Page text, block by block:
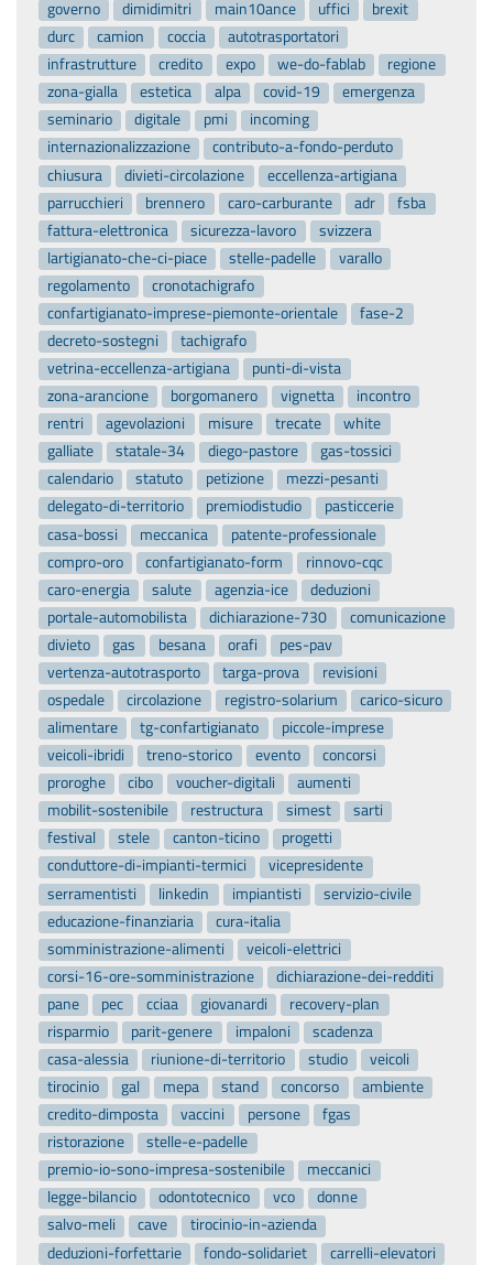
governo dimidimitri main10ance uffici
brexit
durc
camion coccia
autotrasportatori
infrastrutture
credito expo we-do-fablab
regione
zona-gialla
estetica alpa covid-19
emergenza
seminario
digitale pmi
incoming
internazionalizzazione
contributo-a-fondo-perduto
chiusura
divieti-circolazione
eccellenza-artigiana
parrucchieri
brennero caro-carburante adr
fsba
fattura-elettronica
sicurezza-lavoro
svizzera
lartigianato-che-ci-piace
stelle-padelle
varallo
regolamento
cronotachigrafo
confartigianato-imprese-piemonte-orientale
fase-2
decreto-sostegni
tachigrafo
vetrina-eccellenza-artigiana
punti-di-vista
zona-arancione
borgomanero vignetta
incontro
rentri
agevolazioni misure trecate
white
galliate
statale-34 diego-pastore
gas-tossici
calendario
statuto petizione
mezzi-pesanti
delegato-di-territorio
premiodistudio
pasticcerie
casa-bossi
meccanica
patente-professionale
compro-oro
confartigianato-form
rinnovo-cqc
caro-energia
salute agenzia-ice
deduzioni
portale-automobilista
dichiarazione-730
comunicazione
divieto
gas besana orafi
pes-pav
vertenza-autotrasporto
targa-prova
revisioni
ospedale
circolazione registro-solarium
carico-sicuro
alimentare
tg-confartigianato
piccole-imprese
veicoli-ibridi
treno-storico evento
concorsi
proroghe
cibo voucher-digitali
aumenti
mobilit-sostenibile
restructura simest
sarti
festival
stele canton-ticino
progetti
conduttore-di-impianti-termici
vicepresidente
serramentisti
linkedin impiantisti
servizio-civile
educazione-finanziaria
cura-italia
somministrazione-alimenti
veicoli-elettrici
corsi-16-ore-somministrazione
dichiarazione-dei-redditi
pane
pec cciaa giovanardi
recovery-plan
risparmio
parit-genere impaloni
scadenza
casa-alessia
riunione-di-territorio studio
veicoli
tirocinio
gal mepa stand concorso
ambiente
credito-dimposta
vaccini persone
fgas
ristorazione
stelle-e-padelle
premio-io-sono-impresa-sostenibile
meccanici
legge-bilancio
odontotecnico vco
donne
salvo-meli
cave
tirocinio-in-azienda
deduzioni-forfettarie
fondo-solidariet
carrelli-elevatori